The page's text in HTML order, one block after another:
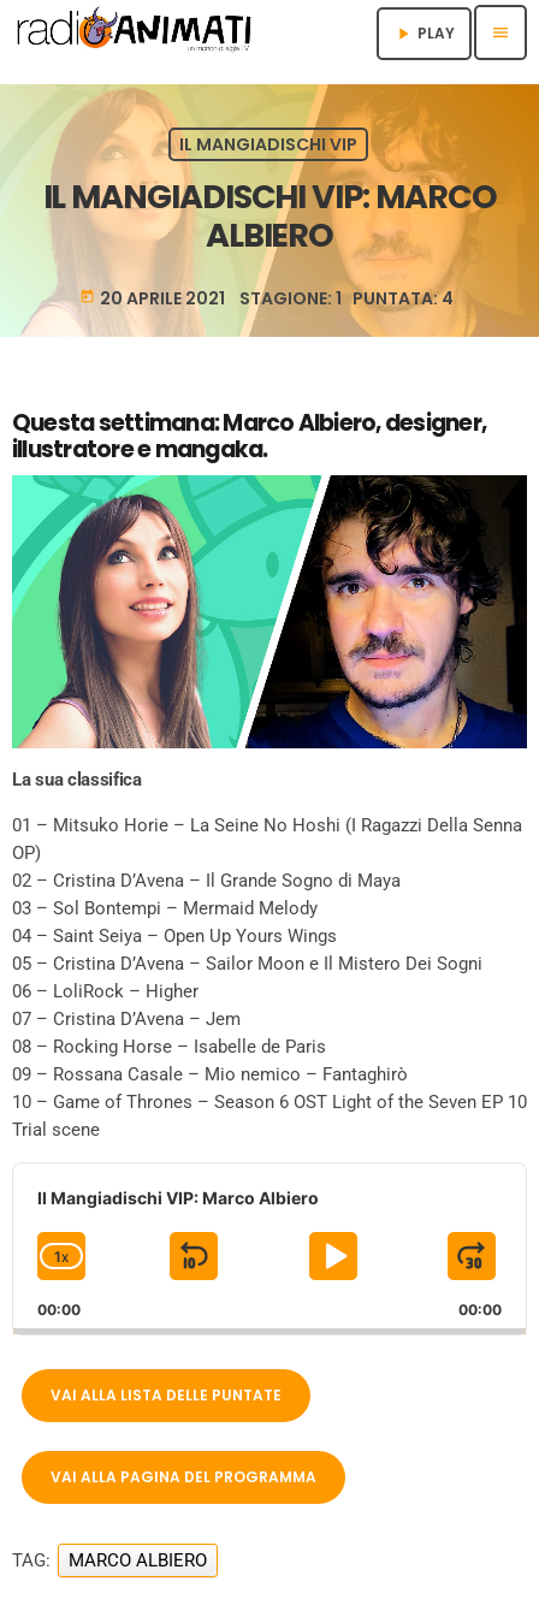
play_arrow PLAY menu
IL MANGIADISCHI VIP
IL MANGIADISCHI VIP: MARCO
ALBIERO
today 20 APRILE 2021 STAGIONE: 1 PUNTATA: 4
Questa settimana: Marco Albiero, designer,
illustratore e mangaka.
La sua classifica
01 – Mitsuko Horie – La Seine No Hoshi (I Ragazzi Della Senna
OP)
02 – Cristina D’Avena – Il Grande Sogno di Maya
03 – Sol Bontempi – Mermaid Melody
04 – Saint Seiya – Open Up Yours Wings
05 – Cristina D’Avena – Sailor Moon e Il Mistero Dei Sogni
06 – LoliRock – Higher
07 – Cristina D’Avena – Jem
08 – Rocking Horse – Isabelle de Paris
09 – Rossana Casale – Mio nemico – Fantaghirò
10 – Game of Thrones – Season 6 OST Light of the Seven EP 10
Trial scene
A
a
Il Mangiadischi VIP: Marco Albiero
C
A
N
G
E
A
Y
B
C
K
1X
S
I
P
B
A
C
K
W
A
P
A
U
S
J
U
M
00:00 00:00
VAI ALLA LISTA DELLE PUNTATE
VAI ALLA PAGINA DEL PROGRAMMA
TAG: MARCO ALBIERO